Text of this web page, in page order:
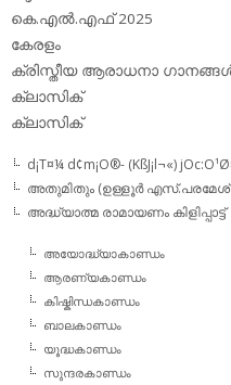
കെ.എല്‍.എഫ് 2025
കേരളം
ക്രിസ്തീയ ആരാധനാ
ക്ലാസിക്‌
ക്ലാസിക്
d¡T¤¼ d¢m¡O®- (KßJ¡l¬«)
അതുമിതും (ഉള്ളൂര്‍
അദ്ധ്യാത്മ രാമായണം കിളിപ്പാട്ട്‌
അയോദ്ധ്യാകാണ്ഡം
ആരണ്യകാണ്ഡം
കിഷ്കിന്ധകാണ്ഡം
ബാലകാണ്ഡം
യൂദ്ധകാണ്ഡം
സുന്ദരകാണ്ഡം